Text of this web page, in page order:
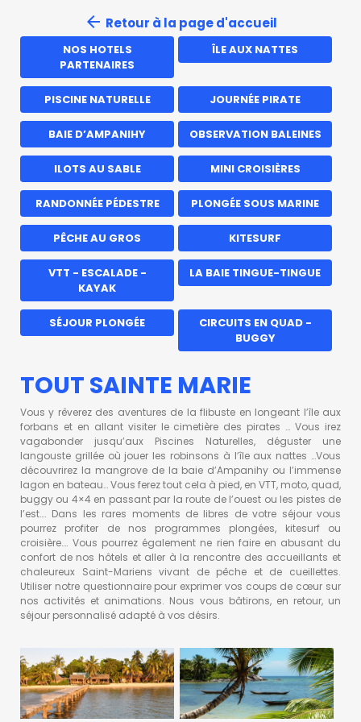
arrow_back Retour à la page d'accueil
NOS HOTELS
PARTENAIRES
ÎLE AUX NATTES
PISCINE NATURELLE JOURNÉE PIRATE
BAIE D’AMPANIHY OBSERVATION BALEINES
ILOTS AU SABLE MINI CROISIÈRES
RANDONNÉE PÉDESTRE PLONGÉE SOUS MARINE
PÊCHE AU GROS KITESURF
VTT - ESCALADE -
KAYAK
LA BAIE TINGUE-TINGUE
SÉJOUR PLONGÉE
CIRCUITS EN QUAD -
BUGGY
TOUT SAINTE MARIE
Vous y rêverez des aventures de la flibuste en longeant l’île aux
forbans et en allant visiter le cimetière des pirates … Vous irez
vagabonder jusqu’aux Piscines Naturelles, déguster une
langouste grillée où jouer les robinsons à l’île aux nattes …Vous
découvrirez la mangrove de la baie d’Ampanihy ou l’immense
lagon en bateau… Vous ferez tout cela à pied, en VTT, moto, quad,
buggy ou 4×4 en passant par la route de l’ouest ou les pistes de
l’est…. Dans les rares moments de libres de votre séjour vous
pourrez profiter de nos programmes plongées, kitesurf ou
croisière…. Vous pourrez également ne rien faire en abusant du
confort de nos hôtels et aller à la rencontre des accueillants et
chaleureux Saint-Mariens vivant de pêche et de cueillettes.
Utiliser notre questionnaire pour exprimer vos coups de cœur sur
nos activités et animations. Nous vous bâtirons, en retour, un
séjour personnalisé adapté à vos désirs.